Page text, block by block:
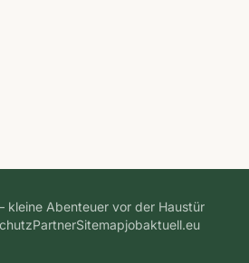
kleine Abenteuer vor der Haustür
PartnerSitemapjobaktuell.eu